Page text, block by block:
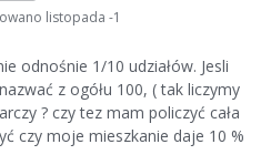
listopada -1
odnośnie 1/10 udziałów. Jesli
z ogółu 100, ( tak liczymy
? czy tez mam policzyć cała
czy moje mieszkanie daje 10 %